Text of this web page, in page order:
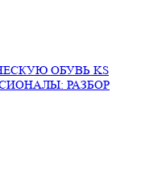
ОБУВЬ KS
РАЗБОР